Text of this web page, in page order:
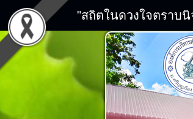
"สถิตในดวงใจตราบ